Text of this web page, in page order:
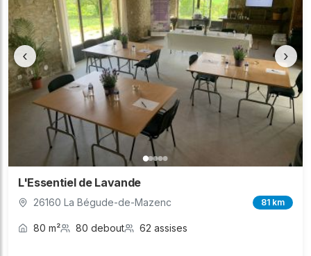
‹ ›
L'Essentiel de Lavande
26160 La Bégude-de-Mazenc 81 km
80 m² 80 debout 62 assises